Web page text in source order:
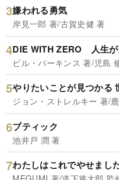
嫌われる勇気
岸見一郎 著/古賀史健 著
DIE WITH ZERO 人生が
ビル・パーキンス 著/児島
やりたいことが見つかる
ジョン・ストレルキー 著/
ブティック
池井戸 潤 著
わたしはこれでやせまし